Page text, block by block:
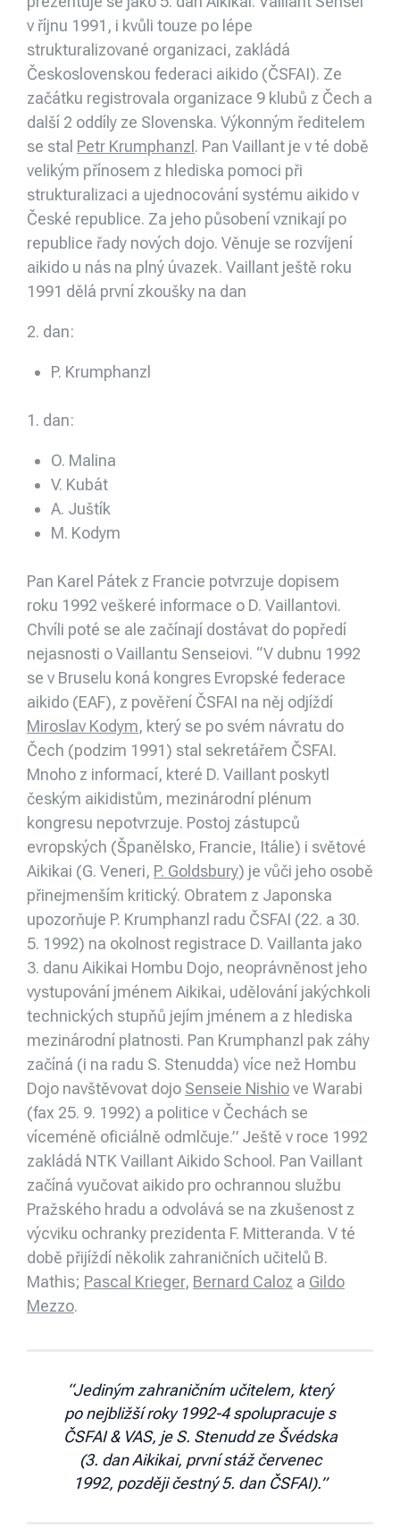
v říjnu 1991, i kvůli touze po lépe
strukturalizované organizaci, zakládá
Československou federaci aikido (ČSFAI). Ze
začátku registrovala organizace 9 klubů z Čech a
další 2 oddíly ze Slovenska. Výkonným ředitelem
se stal Petr Krumphanzl. Pan Vaillant je v té době
velikým přínosem z hlediska pomoci při
strukturalizaci a ujednocování systému aikido v
České republice. Za jeho působení vznikají po
republice řady nových dojo. Věnuje se rozvíjení
aikido u nás na plný úvazek. Vaillant ještě roku
1991 dělá první zkoušky na dan
2. dan:
P. Krumphanzl
1. dan:
O. Malina
V. Kubát
A. Juštík
M. Kodym
Pan Karel Pátek z Francie potvrzuje dopisem
roku 1992 veškeré informace o D. Vaillantovi.
Chvíli poté se ale začínají dostávat do popředí
nejasnosti o Vaillantu Senseiovi. “V dubnu 1992
se v Bruselu koná kongres Evropské federace
aikido (EAF), z pověření ČSFAI na něj odjíždí
Miroslav Kodym, který se po svém návratu do
Čech (podzim 1991) stal sekretářem ČSFAI.
Mnoho z informací, které D. Vaillant poskytl
českým aikidistům, mezinárodní plénum
kongresu nepotvrzuje. Postoj zástupců
evropských (Španělsko, Francie, Itálie) i světové
Aikikai (G. Veneri, P. Goldsbury) je vůči jeho osobě
přinejmenším kritický. Obratem z Japonska
upozorňuje P. Krumphanzl radu ČSFAI (22. a 30.
5. 1992) na okolnost registrace D. Vaillanta jako
3. danu Aikikai Hombu Dojo, neoprávněnost jeho
vystupování jménem Aikikai, udělování jakýchkoli
technických stupňů jejím jménem a z hlediska
mezinárodní platnosti. Pan Krumphanzl pak záhy
začíná (i na radu S. Stenudda) více než Hombu
Dojo navštěvovat dojo Senseie Nishiove Warabi
(fax 25. 9. 1992) a politice v Čechách se
víceméně oficiálně odmlčuje.” Ještě v roce 1992
zakládá NTK Vaillant Aikido School. Pan Vaillant
začíná vyučovat aikido pro ochrannou službu
Pražského hradu a odvolává se na zkušenost z
výcviku ochranky prezidenta F. Mitteranda. V té
době přijíždí několik zahraničních učitelů B.
Mathis; Pascal Krieger, Bernard Caloz a Gildo
Mezzo.
“Jediným zahraničním učitelem, který
po nejbližší roky 1992-4 spolupracuje s
ČSFAI & VAS, je S. Stenudd ze Švédska
(3. dan Aikikai, první stáž červenec
1992, později čestný 5. dan ČSFAI).”